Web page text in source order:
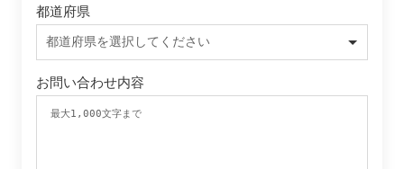
都道府県
お問い合わせ内容